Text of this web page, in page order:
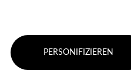
PERSONIFIZIEREN